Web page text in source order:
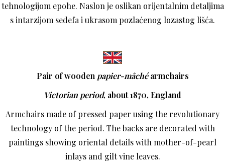
tehnologijom epohe. Naslon je oslikan orijentalnim detaljima
s intarzijom sedefa i ukrasom pozlaćenog lozastog lišća.
Pair of wooden papier-mâché armchairs
Victorian period, about 1870, England
Armchairs made of pressed paper using the revolutionary
technology of the period. The backs are decorated with
paintings showing oriental details with mother-of-pearl
inlays and gilt vine leaves.